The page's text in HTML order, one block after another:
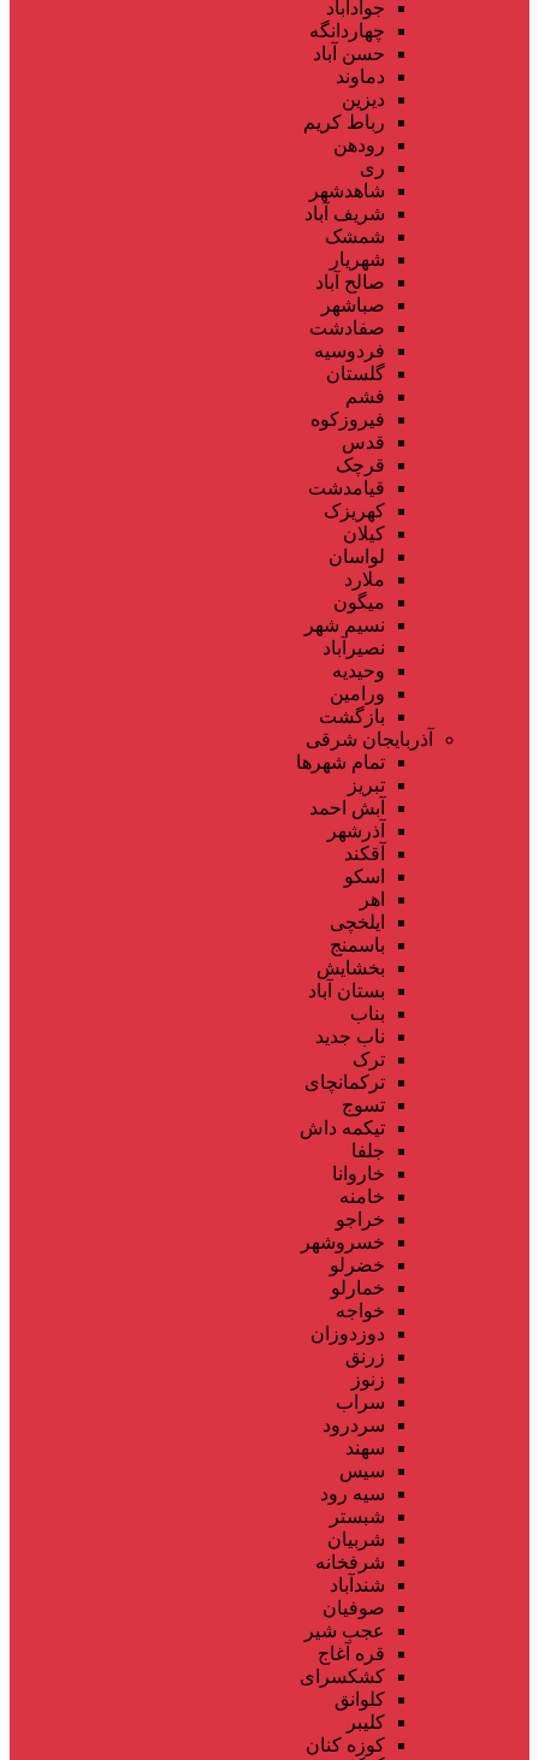
جوادآباد
چهاردانگه
حسن آباد
دماوند
دیزین
رباط کریم
رودهن
ری
شاهدشهر
شریف آباد
شمشک
شهریار
صالح آباد
صباشهر
صفادشت
فردوسیه
گلستان
فشم
فیروزکوه
قدس
قرچک
قیامدشت
کهریزک
کیلان
لواسان
ملارد
میگون
نسیم شهر
نصیرآباد
وحیدیه
ورامین
بازگشت
آذربایجان شرقی
تمام شهر‌ها
تبریز
آبش احمد
آذرشهر
آقکند
اسکو
اهر
ایلخچی
باسمنج
بخشایش
بستان آباد
بناب
ناب جدید
ترک
ترکمانچای
تسوج
تیکمه داش
جلفا
خاروانا
خامنه
خراجو
خسروشهر
خضرلو
خمارلو
خواجه
دوزدوزان
زرنق
زنوز
سراب
سردرود
سهند
سیس
سیه رود
شبستر
شربیان
شرفخانه
شندآباد
صوفیان
عجب شیر
قره آغاج
کشکسرای
کلوانق
کلیبر
کوزه کنان